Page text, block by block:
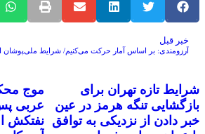
خبر قبل
آرزومندی: بر اساس آمار حرکت می‌کنیم/ شرایط
شرایط تازه تهران برای
بازگشایی تنگه هرمز در عین
خبر دادن از نزدیکی به توافق
موج
عربی
نفتکش